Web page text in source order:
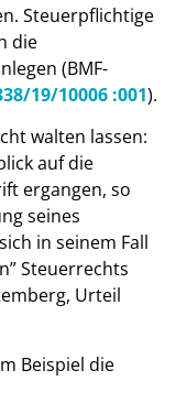
Steuerpflichtige
die
(BMF-
19/10006 :001).
walten lassen:
auf die
ergangen, so
seines
in seinem Fall
Steuerrechts
Urteil
Beispiel die